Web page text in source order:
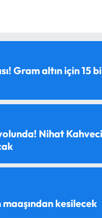
Gram altın için 15
Nihat
kesilecek